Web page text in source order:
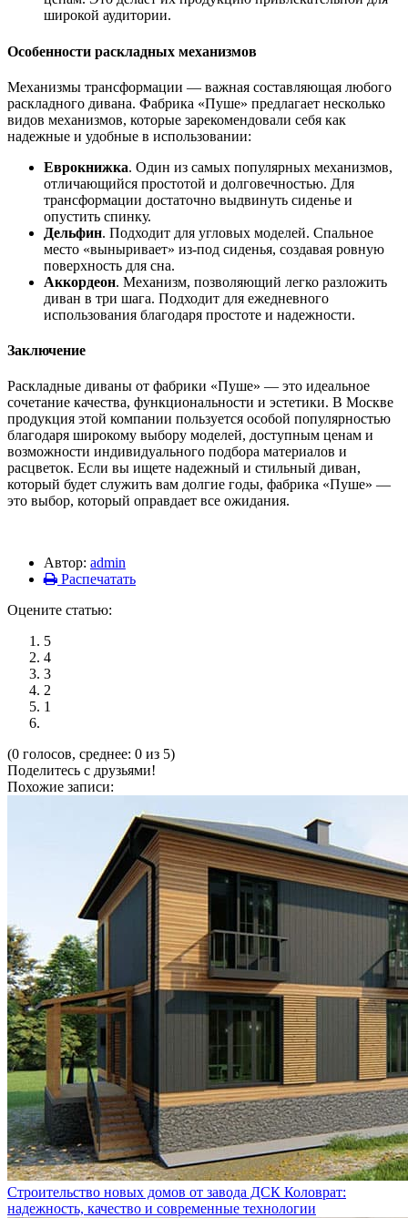
широкой аудитории.
Особенности раскладных механизмов
Механизмы трансформации — важная составляющая любого
раскладного дивана. Фабрика «Пуше» предлагает несколько
видов механизмов, которые зарекомендовали себя как
надежные и удобные в использовании:
Еврокнижка. Один из самых популярных механизмов,
отличающийся простотой и долговечностью. Для
трансформации достаточно выдвинуть сиденье и
опустить спинку.
Дельфин. Подходит для угловых моделей. Спальное
место «выныривает» из-под сиденья, создавая ровную
поверхность для сна.
Аккордеон. Механизм, позволяющий легко разложить
диван в три шага. Подходит для ежедневного
использования благодаря простоте и надежности.
Заключение
Раскладные диваны от фабрики «Пуше» — это идеальное
сочетание качества, функциональности и эстетики. В Москве
продукция этой компании пользуется особой популярностью
благодаря широкому выбору моделей, доступным ценам и
возможности индивидуального подбора материалов и
расцветок. Если вы ищете надежный и стильный диван,
который будет служить вам долгие годы, фабрика «Пуше» —
это выбор, который оправдает все ожидания.
Автор: admin
Распечатать
Оцените статью:
5
4
3
2
1
(0 голосов, среднее: 0 из 5)
Поделитесь с друзьями!
Похожие записи:
Строительство новых домов от завода ДСК Коловрат:
надежность, качество и современные технологии